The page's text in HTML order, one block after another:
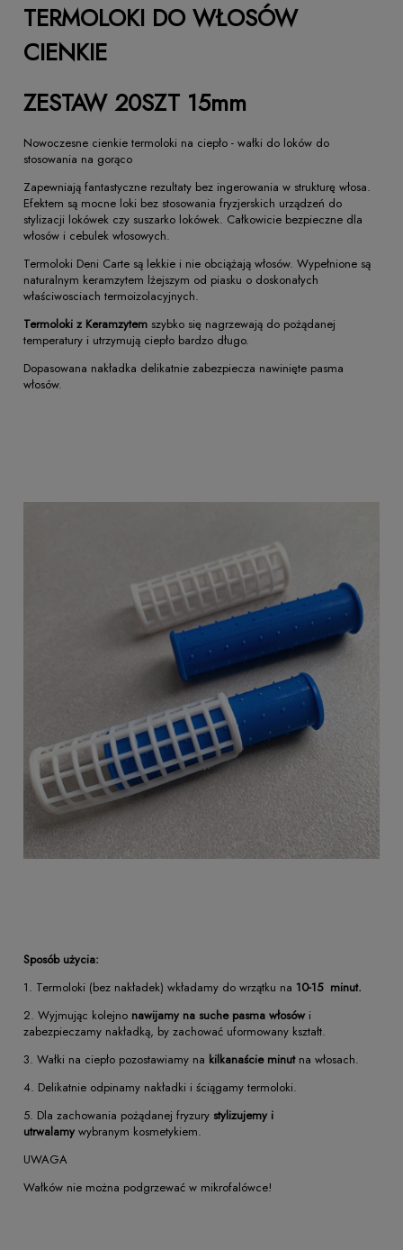
TERMOLOKI DO WŁOSÓW
CIENKIE
ZESTAW 20SZT 15mm
Nowoczesne cienkie termoloki na ciepło - wałki do loków do
stosowania na gorąco
Zapewniają fantastyczne rezultaty bez ingerowania w strukturę włosa.
Efektem są mocne loki bez stosowania fryzjerskich urządzeń do
stylizacji lokówek czy suszarko lokówek. Całkowicie bezpieczne dla
włosów i cebulek włosowych.
Termoloki Deni Carte są lekkie i nie obciążają włosów. Wypełnione są
naturalnym keramzytem lżejszym od piasku o doskonałych
właściwosciach termoizolacyjnych.
Termoloki z Keramzytem szybko się nagrzewają do pożądanej
temperatury i utrzymują ciepło bardzo długo.
Dopasowana nakładka delikatnie zabezpiecza nawinięte pasma
włosów.
Sposób użycia:
1. Termoloki (bez nakładek) wkładamy do wrzątku na 10-15 minut.
2. Wyjmując kolejno nawijamy na suche pasma włosów i
zabezpieczamy nakładką, by zachować uformowany kształt.
3. Wałki na ciepło pozostawiamy na kilkanaście minutna włosach.
4. Delikatnie odpinamy nakładki i ściągamy termoloki.
5. Dla zachowania pożądanej fryzury stylizujemy i
utrwalamy wybranym kosmetykiem.
UWAGA
Wałków nie można podgrzewać w mikrofalówce!